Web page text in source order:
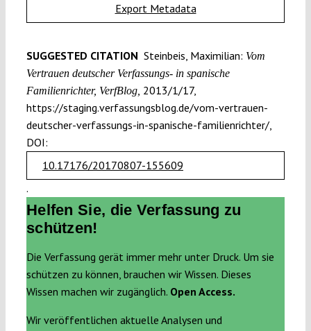
Export Metadata
SUGGESTED CITATION Steinbeis, Maximilian: Vom
Vertrauen deutscher Verfassungs- in spanische
Familienrichter, VerfBlog, 2013/1/17,
https://staging.verfassungsblog.de/vom-vertrauen-
deutscher-verfassungs-in-spanische-familienrichter/,
DOI:
10.17176/20170807-155609
.
Helfen Sie, die Verfassung zu
schützen!
Die Verfassung gerät immer mehr unter Druck. Um sie
schützen zu können, brauchen wir Wissen. Dieses
Wissen machen wir zugänglich. Open Access.
Wir veröffentlichen aktuelle Analysen und